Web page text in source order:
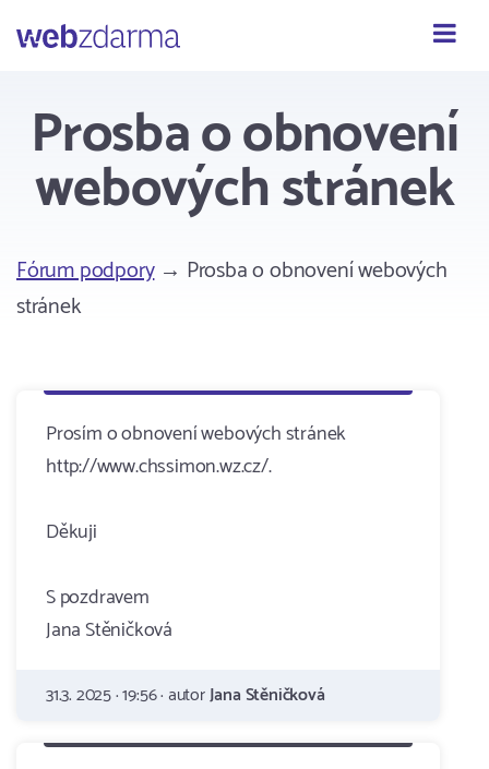
Webzdarma
Prosba o obnovení
webových stránek
Fórum podpory→ Prosba o obnovení webových
stránek
Prosím o obnovení webových stránek
http://www.chssimon.wz.cz/.
Děkuji
S pozdravem
Jana Stěničková
31.3. 2025 · 19:56 · autorJana Stěničková